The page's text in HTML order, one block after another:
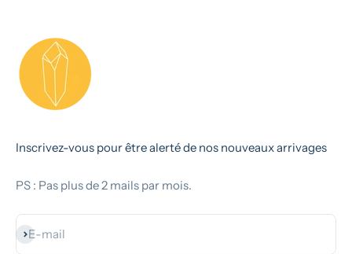
Inscrivez-vous pour être alerté de nos nouveaux arrivages
PS : Pas plus de 2 mails par mois.
E-mail
S'inscrire